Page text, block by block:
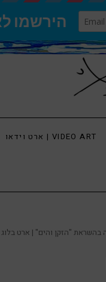
ארט וידאו | VIDEO ART